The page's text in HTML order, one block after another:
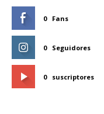
0 Fans
0 Seguidores
0 suscriptores